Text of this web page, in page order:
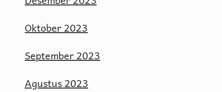
Oktober 2023
September 2023
Agustus 2023